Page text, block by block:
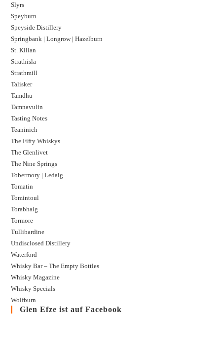
Slyrs
Speyburn
Speyside Distillery
Springbank | Longrow | Hazelburn
St. Kilian
Strathisla
Strathmill
Talisker
Tamdhu
Tamnavulin
Tasting Notes
Teaninich
The Fifty Whiskys
The Glenlivet
The Nine Springs
Tobermory | Ledaig
Tomatin
Tomintoul
Torabhaig
Tormore
Tullibardine
Undisclosed Distillery
Waterford
Whisky Bar – The Empty Bottles
Whisky Magazine
Whisky Specials
Wolfburn
Glen Efze ist auf Facebook